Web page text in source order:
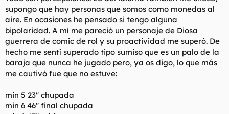
supongo que hay personas que somos como monedas al
aire. En ocasiones he pensado si tengo alguna
bipolaridad. A mí me pareció un personaje de Diosa
guerrera de comic de rol y su proactividad me superó. De
hecho me sentí superado tipo sumiso que es un palo de la
baraja que nunca he jugado pero, ya os digo, lo que más
me cautivó fue que no estuve:
min 5 23" chupada
min 6 46" final chupada